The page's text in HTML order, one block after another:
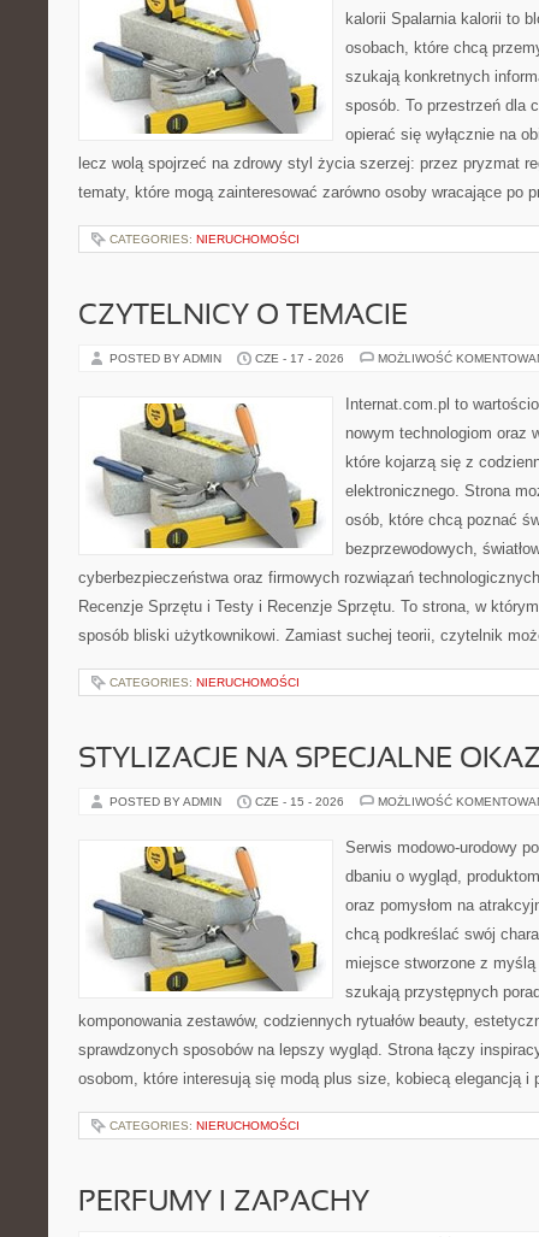
kalorii Spalarnia kalorii to
osobach, które chcą
szukają konkretnych
sposób. To przestrzeń dla
opierać się wyłącznie na
lecz wolą spojrzeć na zdrowy styl życia szerzej: przez pryzmat
tematy, które mogą zainteresować zarówno osoby wracające po
CATEGORIES: NIERUCHOMOŚCI
CZYTELNICY O TEMACIE
POSTED BY ADMIN CZE - 17 - 2026 MOŻLIWOŚĆ
Internat.com.pl to
nowym technologiom oraz
które kojarzą się z
elektronicznego. Strona
osób, które chcą poznać
bezprzewodowych,
cyberbezpieczeństwa oraz firmowych rozwiązań
Recenzje Sprzętu i Testy i Recenzje Sprzętu. To strona, w
sposób bliski użytkownikowi. Zamiast suchej teorii, czytelnik
CATEGORIES: NIERUCHOMOŚCI
STYLIZACJE NA SPECJALNE
POSTED BY ADMIN CZE - 15 - 2026 MOŻLIWOŚĆ
Serwis modowo-urodowy
dbaniu o wygląd,
oraz pomysłom na
chcą podkreślać swój
miejsce stworzone z
szukają przystępnych
komponowania zestawów, codziennych rytuałów beauty,
sprawdzonych sposobów na lepszy wygląd. Strona łączy
osobom, które interesują się modą plus size, kobiecą elegancją
CATEGORIES: NIERUCHOMOŚCI
PERFUMY I ZAPACHY